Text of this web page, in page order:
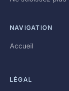
NAVIGATION
Accueil
LÉGAL